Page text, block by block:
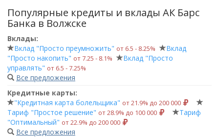
Популярные кредиты и вклады АК Барс
Банка в Волжске
Вклады:
Вклад "Просто преумножить" от 6.5 ‑ 8.25%
Вклад
"Просто накопить" от 7.25 ‑ 8.1%
Вклад "Просто
управлять" от 6.5 ‑ 7.25%
Все предложения
Кредитные карты:
"Кредитная карта болельщика" от 21.9% до 200 000
Тариф "Простое решение" от 28.9% до 100 000
Тариф
"Оптимальный" от 22.9% до 200 000
Все предложения